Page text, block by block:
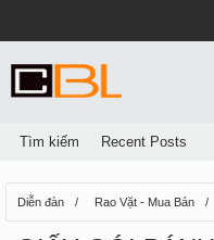
Diễn đàn Rao Vặt - Mua Bán
Tìm kiếm Recent Posts